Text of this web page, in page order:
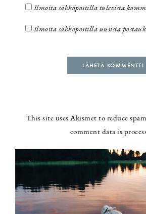
Ilmoita sähköpostilla tulevista
Ilmoita sähköpostilla uusista
This site uses Akismet to reduce
comment data is